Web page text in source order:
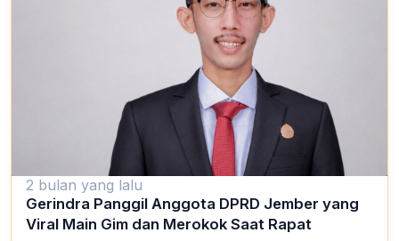
2 bulan yang lalu
Gerindra Panggil Anggota DPRD Jember yang
Viral Main Gim dan Merokok Saat Rapat